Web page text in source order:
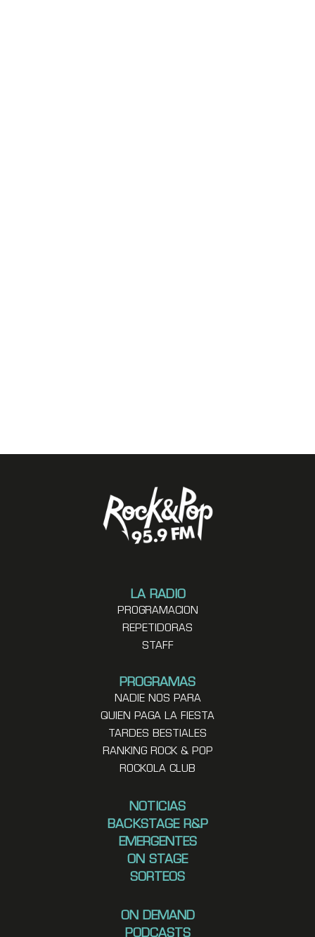
LA RADIO
PROGRAMACION
REPETIDORAS
STAFF
PROGRAMAS
NADIE NOS PARA
QUIEN PAGA LA FIESTA
TARDES BESTIALES
RANKING ROCK & POP
ROCKOLA CLUB
NOTICIAS
BACKSTAGE R&P
EMERGENTES
ON STAGE
SORTEOS
ON DEMAND
PODCASTS